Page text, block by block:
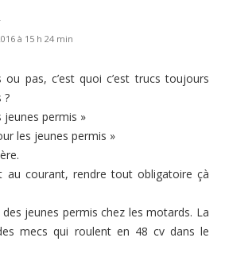
à 15 h 24 min
ou pas, c’est quoi c’est trucs toujours
?
jeunes permis »
les jeunes permis »
au courant, rendre tout obligatoire çà
des jeunes permis chez les motards. La
mecs qui roulent en 48 cv dans le